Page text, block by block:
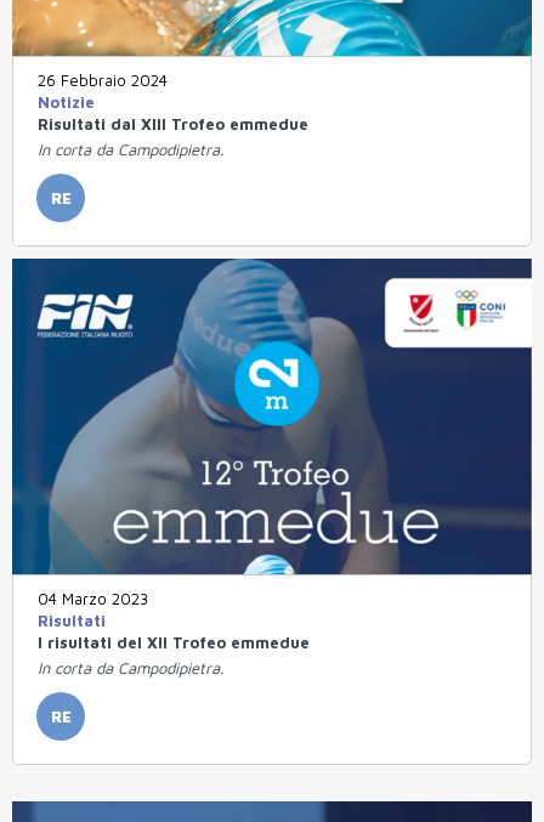
26 Febbraio 2024
Notizie
Risultati dal XIII Trofeo emmedue
In corta da Campodipietra.
RE
04 Marzo 2023
Risultati
I risultati del XII Trofeo emmedue
In corta da Campodipietra.
RE